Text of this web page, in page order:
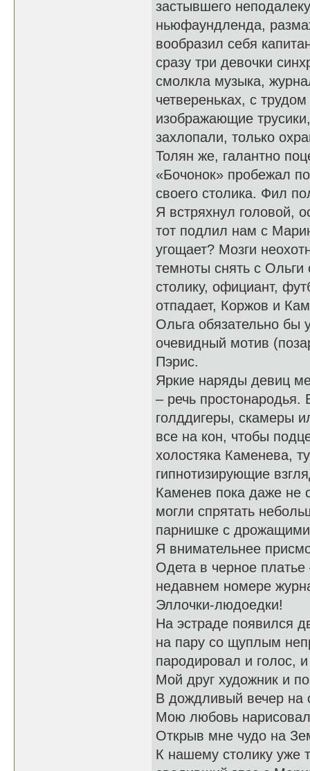
застывшего
ньюфаундленда,
вообразил себя
сразу три девочки
смолкла музыка,
четвереньках, с
изображающие
захлопали, только
Толян же, галантно
«Бочонок» пробежал
своего столика. Фил
Я встряхнул головой,
тот подлил нам с
угощает? Мозги
темноты снять с Ольги
столику, официант,
отпадает, Коржов и
Ольга обязательно бы
очевидный мотив
Пэрис.
Яркие наряды девиц
– речь простонародья.
голддигеры, скамеры
все на кон, чтобы
холостяка Каменева,
гипнотизирующие
Каменев пока даже не
могли спрятать
парнишке с
Я внимательнее
Одета в черное
недавнем номере
Эллочки-людоедки!
На эстраде появился
на пару со щуплым
пародировал и голос,
Мой друг художник и
В дождливый вечер на
Мою любовь
Открыв мне чудо на
К нашему столику уже